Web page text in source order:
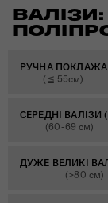
РУЧНА ПОКЛАЖА
(≦ 55см)
СЕРЕДНІ ВАЛІЗИ
(60-69 см)
ДУЖЕ ВЕЛИКІ
(>80 см)